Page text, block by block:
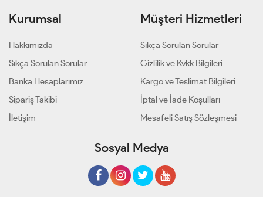
Kurumsal
Hakkımızda
Sıkça Sorulan Sorular
Banka Hesaplarımız
Sipariş Takibi
İletişim
Müşteri Hizmetleri
Sıkça Sorulan Sorular
Gizlilik ve Kvkk Bilgileri
Kargo ve Teslimat Bilgileri
İptal ve İade Koşulları
Mesafeli Satış Sözleşmesi
Sosyal Medya